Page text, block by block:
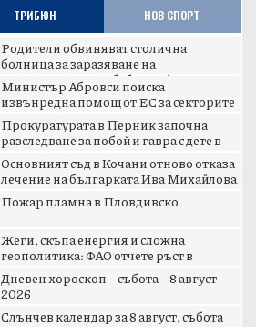
ТРИБЮН НОВ СПОРТ
Родители обвиняват столична
болница за заразяване на
новороденото им бебе с инфекция
Министър Абровси поиска
извънредна помощ от ЕС за секторите
млекопроизводство и свиневъдст...
Прокуратурата в Перник започна
разследване за побой и гавра с дете в
Радомир
Основният съд в Кочани отново отказа
лечение на българката Ива Михайлова
Пожар пламна в Пловдивско
Жеги, скъпа енергия и сложна
геополитика: ФАО отчете ръст в
световните цени на храните
Дневен хороскоп – събота – 8 август
2026
Слънчев календар за 8 август, събота